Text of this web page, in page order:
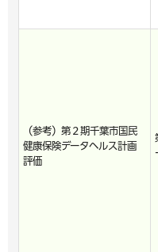
（参考）第２期千葉市国民
健康保険データヘルス計画
評価